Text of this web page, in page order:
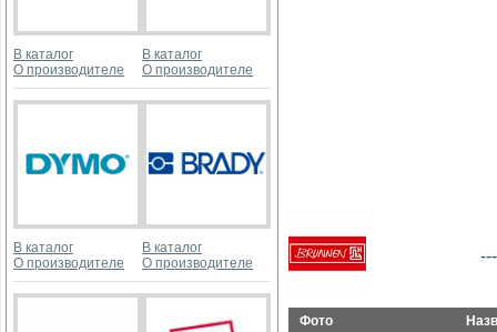
В каталог
О производителе
В каталог
О производителе
В каталог
О производителе
В каталог
О производителе
Фото